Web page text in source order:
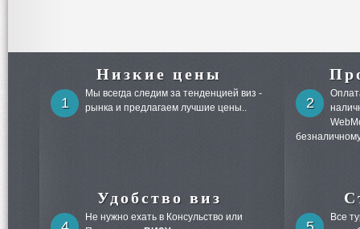
Низкие цены
1
Мы всегда следим за тенденцией виз -
рынка и предлагаем лучшие цены..
2
Удобство виз
Не нужно ехать в Консульство или
Все